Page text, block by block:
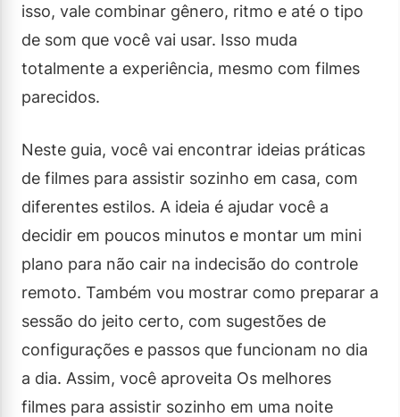
isso, vale combinar gênero, ritmo e até o tipo
de som que você vai usar. Isso muda
totalmente a experiência, mesmo com filmes
parecidos.
Neste guia, você vai encontrar ideias práticas
de filmes para assistir sozinho em casa, com
diferentes estilos. A ideia é ajudar você a
decidir em poucos minutos e montar um mini
plano para não cair na indecisão do controle
remoto. Também vou mostrar como preparar a
sessão do jeito certo, com sugestões de
configurações e passos que funcionam no dia
a dia. Assim, você aproveita Os melhores
filmes para assistir sozinho em uma noite